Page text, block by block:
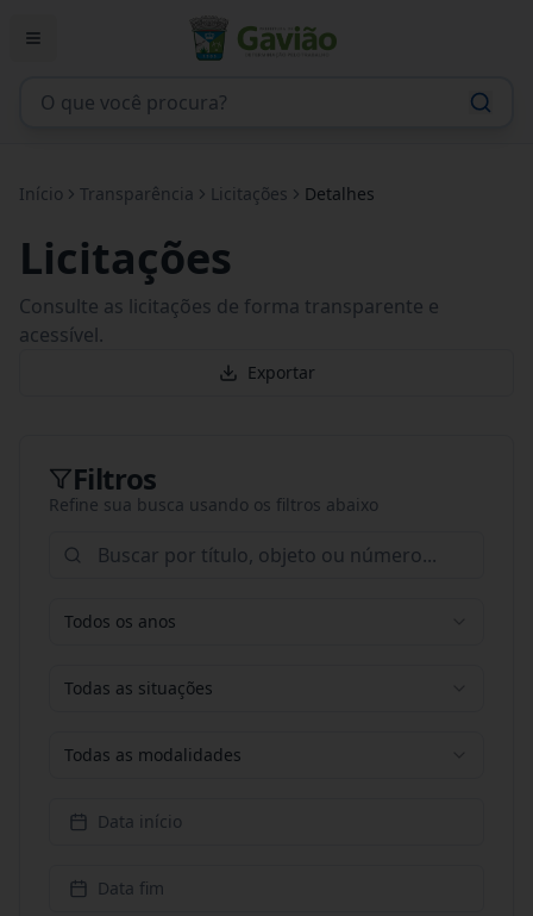
Início Transparência Licitações Detalhes
Licitações
Consulte as licitações de forma transparente e
acessível.
Exportar
Filtros
Refine sua busca usando os filtros abaixo
Todos os anos
Todas as situações
Todas as modalidades
Data início
Data fim